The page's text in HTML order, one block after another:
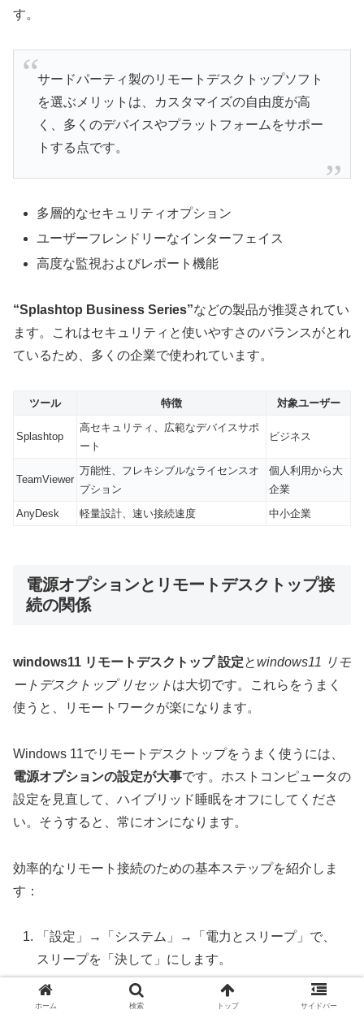
す。
サードパーティ製のリモートデスクトップソフト
を選ぶメリットは、カスタマイズの自由度が高
く、多くのデバイスやプラットフォームをサポー
トする点です。
多層的なセキュリティオプション
ユーザーフレンドリーなインターフェイス
高度な監視およびレポート機能
“Splashtop Business Series”などの製品が推奨されてい
ます。これはセキュリティと使いやすさのバランスがとれ
ているため、多くの企業で使われています。
ツール 特徴 対象ユーザー
Splashtop
高セキュリティ、広範なデバイスサポ
ート
ビジネス
TeamViewer
万能性、フレキシブルなライセンスオ
プション
個人利用から大
企業
AnyDesk
軽量設計、速い接続速度 中小企業
電源オプションとリモートデスクトップ接
続の関係
windows11 リモートデスクトップ 設定とwindows11 リモ
ートデスクトップ リセット は大切です。これらをうまく
使うと、リモートワークが楽になります。
Windows 11でリモートデスクトップをうまく使うには、
電源オプションの設定が大事です。ホストコンピュータの
設定を見直して、ハイブリッド睡眠をオフにしてくださ
い。そうすると、常にオンになります。
効率的なリモート接続のための基本ステップを紹介しま
す：
「設定」→「システム」→「電力とスリープ」で、
スリープを「決して」にします。
「設定」→「システム」→「リモートデスクトッ
プ」で、リモートデスクトップを「オン」にしま
ホーム 検索 トップ サイドバー